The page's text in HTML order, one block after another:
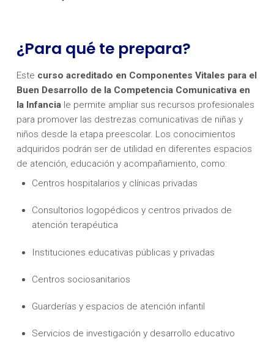
¿Para qué te prepara?
Este curso acreditado en Componentes Vitales para el
Buen Desarrollo de la Competencia Comunicativa en
la Infanciale permite ampliar sus recursos profesionales
para promover las destrezas comunicativas de niñas y
niños desde la etapa preescolar. Los conocimientos
adquiridos podrán ser de utilidad en diferentes espacios
de atención, educación y acompañamiento, como:
Centros hospitalarios y clínicas privadas
Consultorios logopédicos y centros privados de
atención terapéutica
Instituciones educativas públicas y privadas
Centros sociosanitarios
Guarderías y espacios de atención infantil
Servicios de investigación y desarrollo educativo